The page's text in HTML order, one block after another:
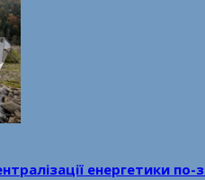
енергетики по-